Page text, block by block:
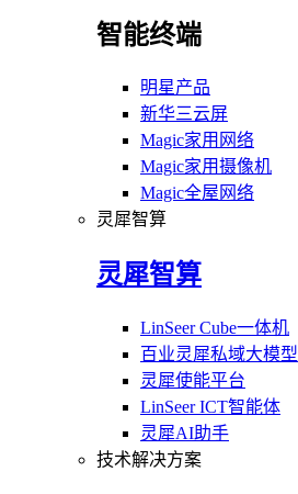
智能终端
明星产品
新华三云屏
Magic家用网络
Magic家用摄像机
Magic全屋网络
灵犀智算
灵犀智算
LinSeer Cube一体机
百业灵犀私域大模型
灵犀使能平台
LinSeer ICT智能体
灵犀AI助手
技术解决方案